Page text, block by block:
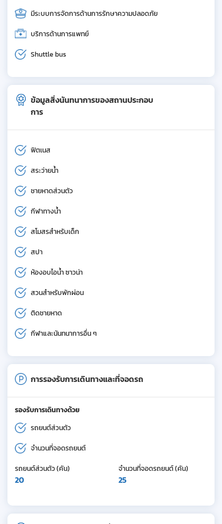
มีระบบการจัดการด้านการรักษาความปลอดภัย
บริการด้านการแพทย์
Shuttle bus
ข้อมูลสิ่งนันทนาการของสถานประกอบ
การ
ฟิตเนส
สระว่ายน้ำ
ชายหาดส่วนตัว
กีฬาทางน้ำ
สโมสรสำหรับเด็ก
สปา
ห้องอบไอน้ำ ซาวน่า
สวนสำหรับพักผ่อน
ติดชายหาด
กีฬาและนันทนาการอื่น ๆ
การรองรับการเดินทางและที่จอดรถ
รองรับการเดินทางด้วย
รถยนต์ส่วนตัว
จำนวนที่จอดรถยนต์
รถยนต์ส่วนตัว (คัน)
20
จำนวนที่จอดรถยนต์ (คัน)
25